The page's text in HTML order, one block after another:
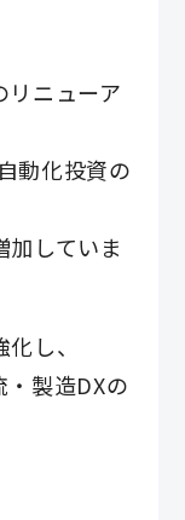
リニューア
動化投資の
していま
し、
・製造DXの